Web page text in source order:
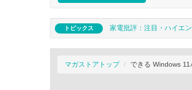
トピックス 家電批評：注目・ハイエ
マガストアトップ できる Windows